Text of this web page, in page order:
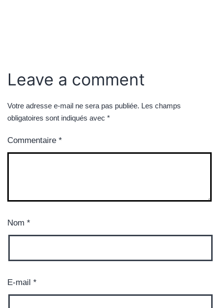
Leave a comment
Votre adresse e-mail ne sera pas publiée. Les champs
obligatoires sont indiqués avec *
Commentaire *
Nom *
E-mail *